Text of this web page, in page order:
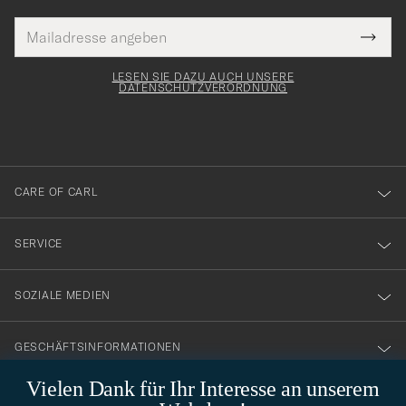
Vielen Dank für Ihr Interesse an unserem
Mail
Adresse
Tack
för
dig
till
vårt
nyhetsbrev!
LESEN SIE DAZU AUCH UNSERE
DATENSCHUTZVERORDNUNG
CARE OF CARL
SERVICE
SOZIALE MEDIEN
GESCHÄFTSINFORMATIONEN